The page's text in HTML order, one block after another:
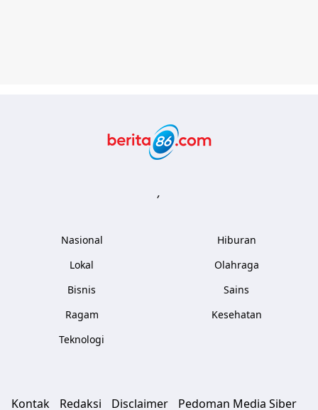
,
Nasional
Lokal
Bisnis
Ragam
Teknologi
Hiburan
Olahraga
Sains
Kesehatan
Kontak Redaksi Disclaimer Pedoman Media Siber